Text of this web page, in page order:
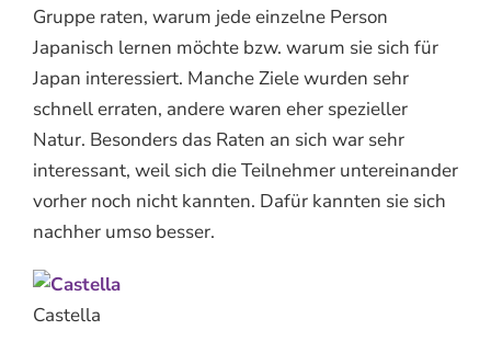
Gruppe raten, warum jede einzelne Person
Japanisch lernen möchte bzw. warum sie sich für
Japan interessiert. Manche Ziele wurden sehr
schnell erraten, andere waren eher spezieller
Natur. Besonders das Raten an sich war sehr
interessant, weil sich die Teilnehmer untereinander
vorher noch nicht kannten. Dafür kannten sie sich
nachher umso besser.
Castella